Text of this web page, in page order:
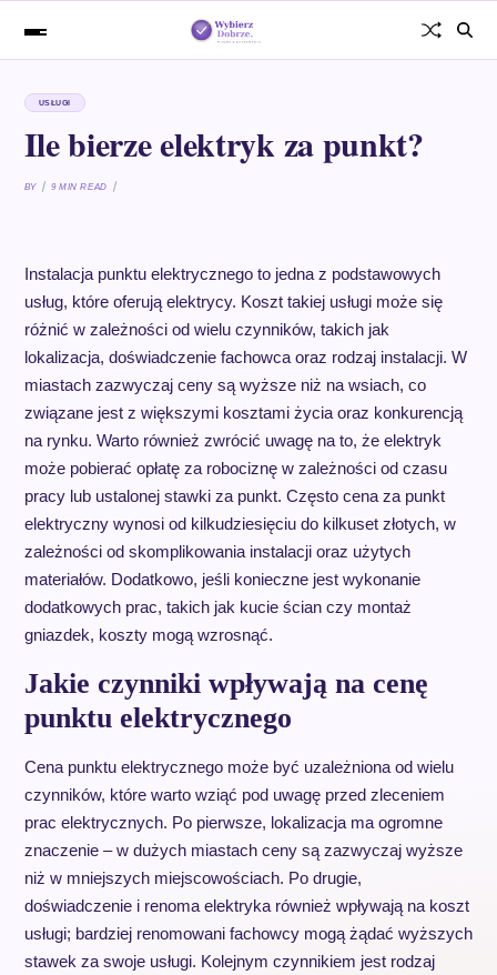
USŁUGI
Ile bierze elektryk za punkt?
BY 9 MIN READ
Instalacja punktu elektrycznego to jedna z podstawowych
usług, które oferują elektrycy. Koszt takiej usługi może się
różnić w zależności od wielu czynników, takich jak
lokalizacja, doświadczenie fachowca oraz rodzaj instalacji. W
miastach zazwyczaj ceny są wyższe niż na wsiach, co
związane jest z większymi kosztami życia oraz konkurencją
na rynku. Warto również zwrócić uwagę na to, że elektryk
może pobierać opłatę za robociznę w zależności od czasu
pracy lub ustalonej stawki za punkt. Często cena za punkt
elektryczny wynosi od kilkudziesięciu do kilkuset złotych, w
zależności od skomplikowania instalacji oraz użytych
materiałów. Dodatkowo, jeśli konieczne jest wykonanie
dodatkowych prac, takich jak kucie ścian czy montaż
gniazdek, koszty mogą wzrosnąć.
Jakie czynniki wpływają na cenę
punktu elektrycznego
Cena punktu elektrycznego może być uzależniona od wielu
czynników, które warto wziąć pod uwagę przed zleceniem
prac elektrycznych. Po pierwsze, lokalizacja ma ogromne
znaczenie – w dużych miastach ceny są zazwyczaj wyższe
niż w mniejszych miejscowościach. Po drugie,
doświadczenie i renoma elektryka również wpływają na koszt
usługi; bardziej renomowani fachowcy mogą żądać wyższych
stawek za swoje usługi. Kolejnym czynnikiem jest rodzaj